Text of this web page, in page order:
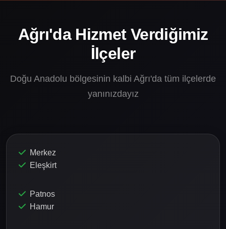
Ağrı'da Hizmet Verdiğimiz
İlçeler
Doğu Anadolu bölgesinin kalbi Ağrı'da tüm ilçelerde
yanınızdayız
Merkez
Eleşkirt
Patnos
Hamur